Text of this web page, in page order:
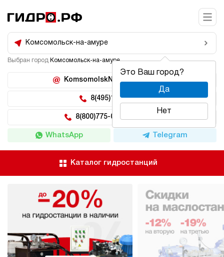
Комсомольск-на-амуре
Это Ваш город?
Да
Нет
Выбран город Комсомольск-на-амуре
KomsomolskNaAmure@hidro.ru
8(495)150-04-62
8(800)775-04-62 доб 222
WhatsApp Telegram
Каталог гидростанций